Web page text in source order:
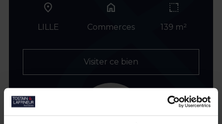
LILLE
home
Commerces 139 m²
Visiter ce bien